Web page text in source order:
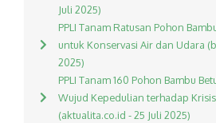
Juli 2025)
PPLI Tanam Ratusan Pohon
untuk Konservasi Air dan Udara
2025)
PPLI Tanam 160 Pohon Bambu
Wujud Kepedulian terhadap
(aktualita.co.id - 25 Juli 2025)